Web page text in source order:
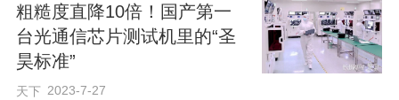
在天津，二氧化碳合成淀粉正从实验
室加速迈向产业化。这是生物制造领域的
前沿研究，面临着科学问题新、技术路线
粗糙度直降10倍！国产第一
台光通信芯片测试机里的“圣
昊标准”
天下 2023-7-27